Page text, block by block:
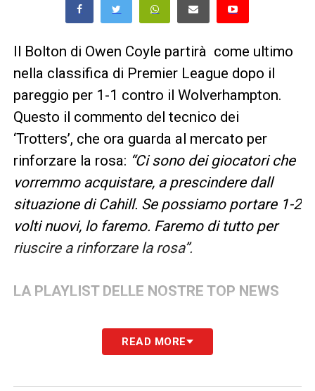
Il Bolton di Owen Coyle partirà come ultimo
nella classifica di Premier League dopo il
pareggio per 1-1 contro il Wolverhampton.
Questo il commento del tecnico dei
‘Trotters’, che ora guarda al mercato per
rinforzare la rosa: “Ci sono dei giocatori che
vorremmo acquistare, a prescindere dall
situazione di Cahill. Se possiamo portare 1-2
volti nuovi, lo faremo. Faremo di tutto per
riuscire a rinforzare la rosa”.
LA PLAYLIST DELLE NOSTRE TOP NEWS
READ MORE